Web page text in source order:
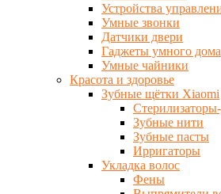
Устройства
Умные звонки
Датчики двери
Гаджеты умного дома
Умные чайники
Красота и здоровье
Зубные щётки Xiaomi
Зубные нити
Зубные пасты
Ирригаторы
Укладка волос
Фены